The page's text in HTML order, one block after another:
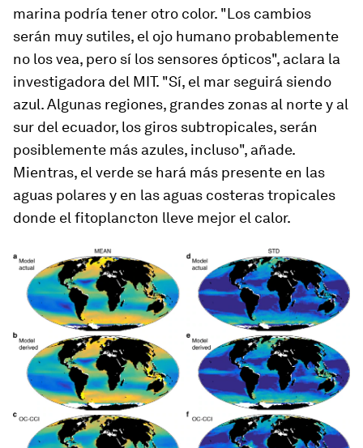
marina podría tener otro color. "Los cambios
serán muy sutiles, el ojo humano probablemente
no los vea, pero sí los sensores ópticos", aclara la
investigadora del MIT. "Sí, el mar seguirá siendo
azul. Algunas regiones, grandes zonas al norte y al
sur del ecuador, los giros subtropicales, serán
posiblemente más azules, incluso", añade.
Mientras, el verde se hará más presente en las
aguas polares y en las aguas costeras tropicales
donde el fitoplancton lleve mejor el calor.